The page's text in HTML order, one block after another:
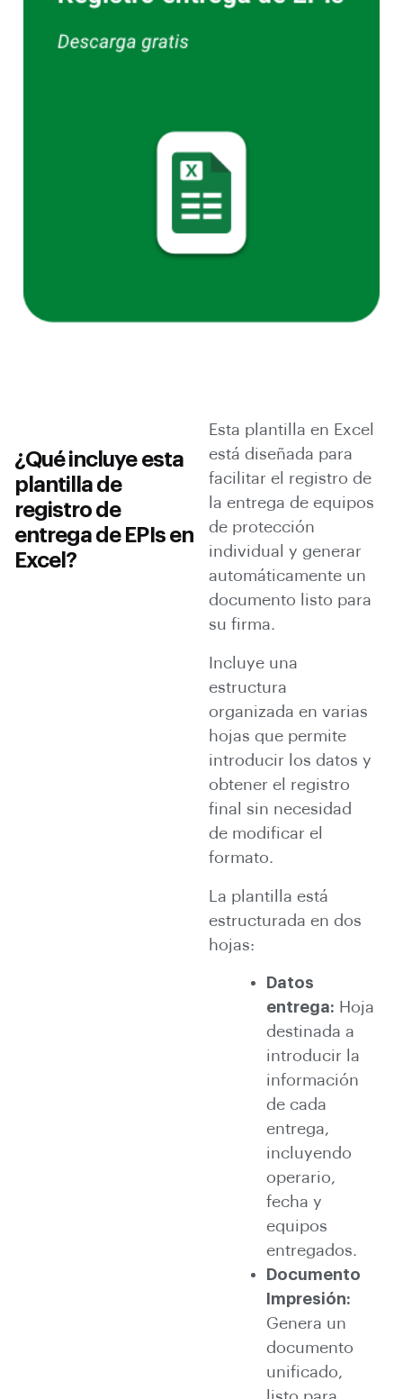
¿Qué incluye esta
plantilla de
registro de
entrega de EPIs en
Excel?
Esta plantilla en Excel
está diseñada para
facilitar el registro de
la entrega de equipos
de protección
individual y generar
automáticamente un
documento listo para
su firma.
Incluye una
estructura
organizada en varias
hojas que permite
introducir los datos y
obtener el registro
final sin necesidad
de modificar el
formato.
La plantilla está
estructurada en dos
hojas:
Datos
entrega: Hoja
destinada a
introducir la
información
de cada
entrega,
incluyendo
operario,
fecha y
equipos
entregados.
Documento
Impresión:
Genera un
documento
unificado,